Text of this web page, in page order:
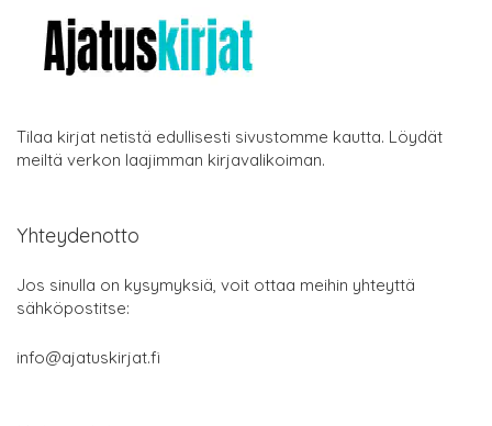
Tilaa kirjat netistä edullisesti sivustomme kautta. Löydät
meiltä verkon laajimman kirjavalikoiman.
Yhteydenotto
Jos sinulla on kysymyksiä, voit ottaa meihin yhteyttä
sähköpostitse:
info@ajatuskirjat.fi